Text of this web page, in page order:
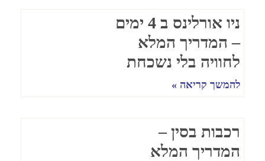
ניו אורלינס ב 4 ימים
– המדריך המלא
לחוויה בלי נשכחת
להמשך קריאה »
רכבות בסין –
המדריך המלא